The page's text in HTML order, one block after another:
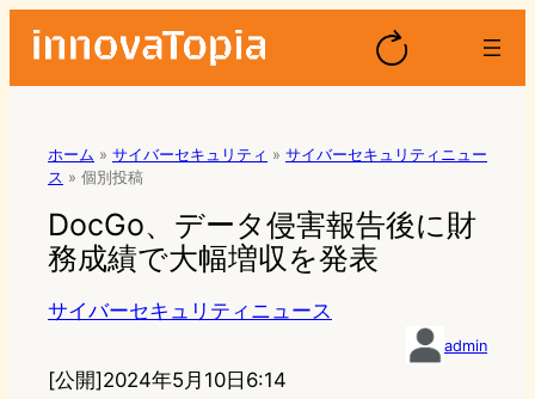
ホーム » サイバーセキュリティ » サイバーセキュリティニュー
ス » 個別投稿
DocGo、データ侵害報告後に財
務成績で大幅増収を発表
サイバーセキュリティニュース
admin
[公開]2024年5月10日6:14